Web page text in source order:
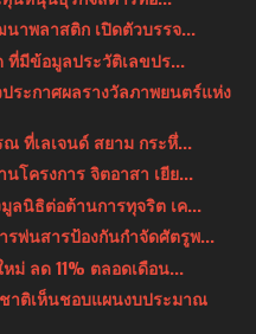
าพลาสติก เปิดตัวบรรจ...
ที่มีข้อมูลประวัติเลขปร...
ระกาศผลรางวัลภาพยนตร์แห่ง
ที่เลเจนด์ สยาม กระหึ่...
โครงการ จิตอาสา เยีย...
ลนิธิต่อต้านการทุจริต เค...
รพ่นสารป้องกันกำจัดศัตรูพ...
ม่ ลด 11% ตลอดเดือน...
าติเห็นชอบแผนงบประมาณ